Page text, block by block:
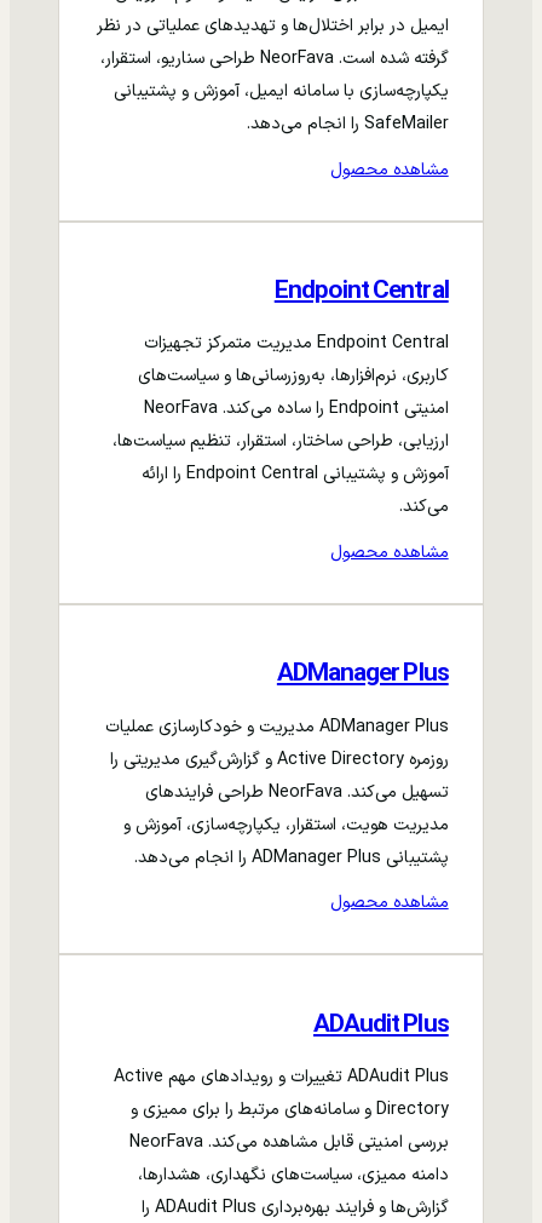
ایمیل در برابر اختلال‌ها و تهدیدهای عملیاتی در نظر
گرفته شده است. NeorFava طراحی سناریو، استقرار،
یکپارچه‌سازی با سامانه ایمیل، آموزش و پشتیبانی
SafeMailer را انجام می‌دهد.
مشاهده محصول
Endpoint Central
Endpoint Central مدیریت متمرکز تجهیزات
کاربری، نرم‌افزارها، به‌روزرسانی‌ها و سیاست‌های
امنیتی Endpoint را ساده می‌کند. NeorFava
ارزیابی، طراحی ساختار، استقرار، تنظیم سیاست‌ها،
آموزش و پشتیبانی Endpoint Central را ارائه
می‌کند.
مشاهده محصول
ADManager Plus
ADManager Plus مدیریت و خودکارسازی عملیات
روزمره Active Directory و گزارش‌گیری مدیریتی را
تسهیل می‌کند. NeorFava طراحی فرایندهای
مدیریت هویت، استقرار، یکپارچه‌سازی، آموزش و
پشتیبانی ADManager Plus را انجام می‌دهد.
مشاهده محصول
ADAudit Plus
ADAudit Plus تغییرات و رویدادهای مهم Active
Directory و سامانه‌های مرتبط را برای ممیزی و
بررسی امنیتی قابل مشاهده می‌کند. NeorFava
دامنه ممیزی، سیاست‌های نگهداری، هشدارها،
گزارش‌ها و فرایند بهره‌برداری ADAudit Plus را